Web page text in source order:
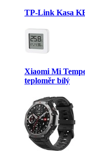
TP-Link Kasa
Xiaomi Mi
teploměr bílý